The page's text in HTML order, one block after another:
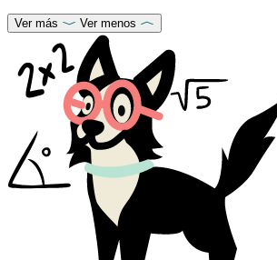
Ver más Ver menos